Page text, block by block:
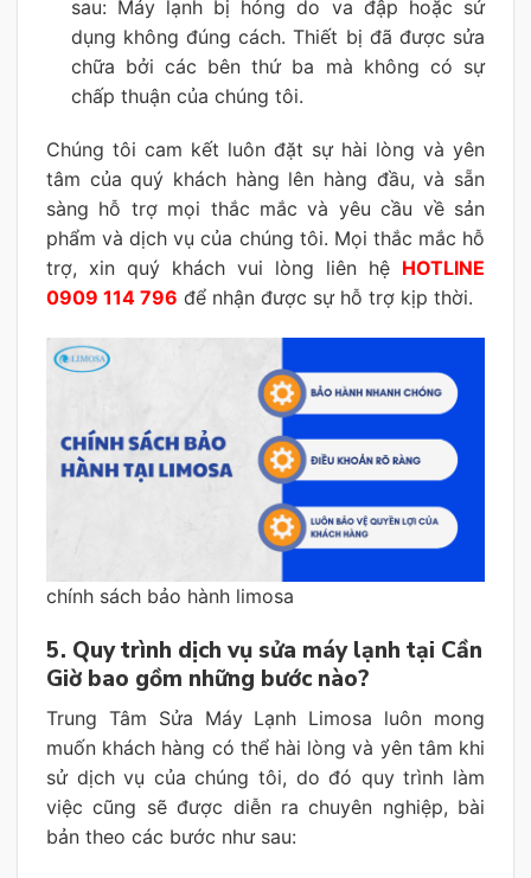
sau: Máy lạnh bị hỏng do va đập hoặc sử
dụng không đúng cách. Thiết bị đã được sửa
chữa bởi các bên thứ ba mà không có sự
chấp thuận của chúng tôi.
Chúng tôi cam kết luôn đặt sự hài lòng và yên
tâm của quý khách hàng lên hàng đầu, và sẵn
sàng hỗ trợ mọi thắc mắc và yêu cầu về sản
phẩm và dịch vụ của chúng tôi. Mọi thắc mắc hỗ
trợ, xin quý khách vui lòng liên hệ HOTLINE
0909 114 796 để nhận được sự hỗ trợ kịp thời.
chính sách bảo hành limosa
5. Quy trình dịch vụ sửa máy lạnh tại Cần
Giờ bao gồm những bước nào?
Trung Tâm Sửa Máy Lạnh Limosa luôn mong
muốn khách hàng có thể hài lòng và yên tâm khi
sử dịch vụ của chúng tôi, do đó quy trình làm
việc cũng sẽ được diễn ra chuyên nghiệp, bài
bản theo các bước như sau: